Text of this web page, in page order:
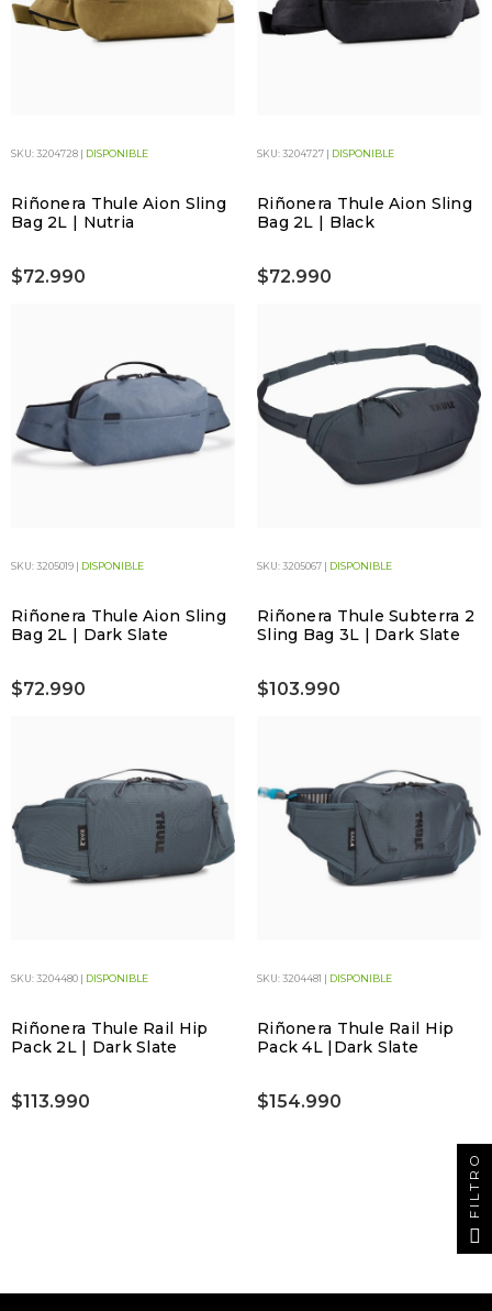
SKU: 3204728 | DISPONIBLE
Riñonera Thule Aion Sling
Bag 2L | Nutria
$72.990
SKU: 3204727 | DISPONIBLE
Riñonera Thule Aion Sling
Bag 2L | Black
$72.990
SKU: 3205019 | DISPONIBLE
Riñonera Thule Aion Sling
Bag 2L | Dark Slate
$72.990
SKU: 3205067 | DISPONIBLE
Riñonera Thule Subterra 2
Sling Bag 3L | Dark Slate
$103.990
SKU: 3204480 | DISPONIBLE
Riñonera Thule Rail Hip
Pack 2L | Dark Slate
$113.990
SKU: 3204481 | DISPONIBLE
Riñonera Thule Rail Hip
Pack 4L |Dark Slate
$154.990
FILTRO